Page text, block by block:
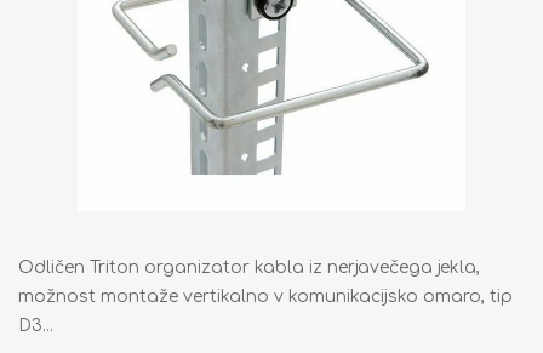
Odličen Triton organizator kabla iz nerjavečega jekla,
možnost montaže vertikalno v komunikacijsko omaro, tip
D3...